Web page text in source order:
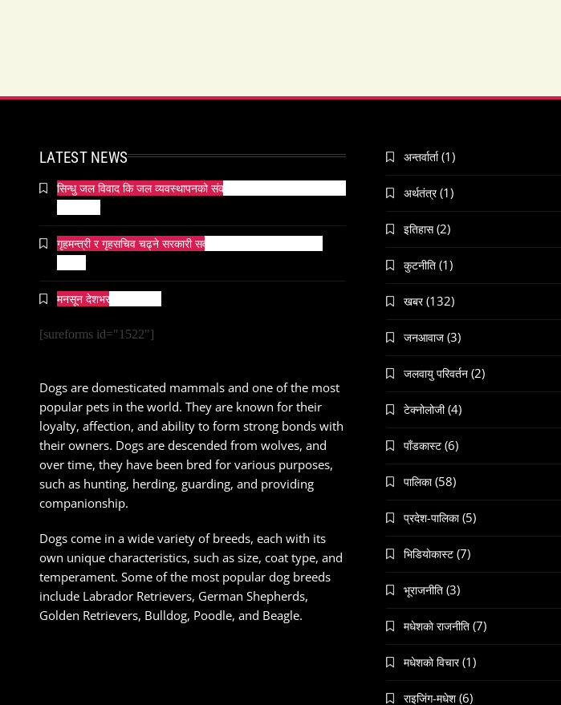
LATEST NEWS
सिन्धु जल विवाद कि जल व्यवस्थापनको संकट? पाकिस्तानको पानी संकटको
गृहमन्त्री र गृहसचिव चढ्ने सरकारी सवारीसाधनबाट समेत कालो सिसा
मनसून देशभर प्रवेश गर्दै ।
[sureforms id="1522"]
Dogs are domesticated mammals and one of the most
popular pets in the world. They are known for their
loyalty, affection, and ability to form strong bonds with
their owners. Dogs are descended from wolves, and
over time, they have been bred for various purposes,
such as hunting, herding, guarding, and providing
companionship.
Dogs come in a wide variety of breeds, each with its
own unique characteristics, such as size, coat type, and
temperament. Some of the most popular dog breeds
include Labrador Retrievers, German Shepherds,
Golden Retrievers, Bulldog, Poodle, and Beagle.
अन्तर्वार्ता (1)
अर्थतंत्र (1)
इतिहास (2)
कुटनीति (1)
खबर (132)
जनआवाज (3)
जलवायु परिवर्तन (2)
टेक्नोलोजी (4)
पाँडकास्ट (6)
पालिका (58)
प्रदेश-पालिका (5)
भिडियाेकास्ट (7)
भूराजनीति (3)
मधेशकाे राजनीति (7)
मधेशकाे विचार (1)
राइजिंग-मधेश (6)